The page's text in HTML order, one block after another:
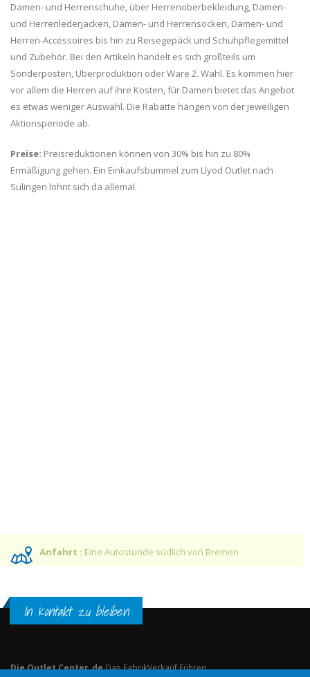
Damen- und Herrenschuhe, über Herrenoberbekleidung, Damen-
und Herrenlederjacken, Damen- und Herrensocken, Damen- und
Herren-Accessoires bis hin zu Reisegepäck und Schuhpflegemittel
und Zubehör. Bei den Artikeln handelt es sich großteils um
Sonderposten, Überproduktion oder Ware 2. Wahl. Es kommen hier
vor allem die Herren auf ihre Kosten, für Damen bietet das Angebot
es etwas weniger Auswahl. Die Rabatte hängen von der jeweiligen
Aktionsperiode ab.
Preise: Preisreduktionen können von 30% bis hin zu 80%
Ermäßigung gehen. Ein Einkaufsbummel zum Llyod Outlet nach
Sulingen lohnt sich da allemal.
Anfahrt : Eine Autostunde südlich von Bremen
In Kontakt zu bleiben
Die Outlet Center .deDas FabrikVerkaüf Führen